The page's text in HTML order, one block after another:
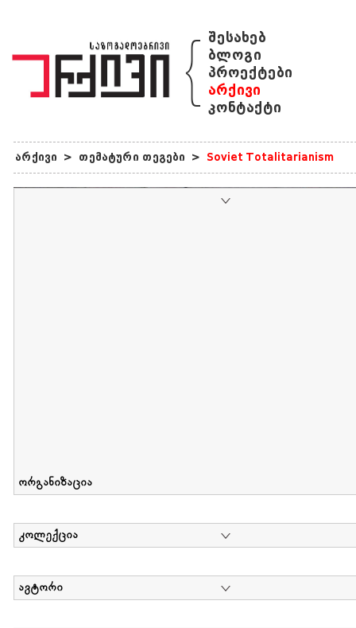
{ შესახებ
ბლოგი
პროექტები
არქივი
კონტაქტი
არქივი > თემატური თეგები > Soviet Totalitarianism
ორგანიზაცია
კოლექცია
ავტორი